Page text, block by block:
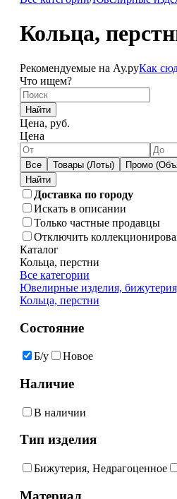
Кольца,
Рекомендуемые на Ау.руКак
Что ищем?
Найти
Цена, руб.
Цена
Все Товары (Лоты) Промо
Доставка по городу
Искать в описании
Только частные продавцы
Отключить
Каталог
Кольца, перстни
Все категории
Ювелирные изделия,
Кольца, перстни
Состояние
Б/у Новое
Наличие
В наличии
Тип изделия
Бижутерия, Недрагоценное
Материал